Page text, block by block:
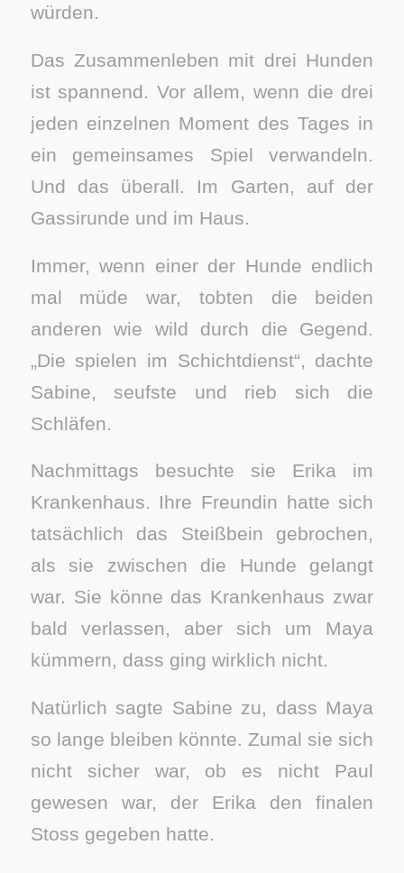
würden.
Das Zusammenleben mit drei Hunden
ist spannend. Vor allem, wenn die drei
jeden einzelnen Moment des Tages in
ein gemeinsames Spiel verwandeln.
Und das überall. Im Garten, auf der
Gassirunde und im Haus.
Immer, wenn einer der Hunde endlich
mal müde war, tobten die beiden
anderen wie wild durch die Gegend.
„Die spielen im Schichtdienst“, dachte
Sabine, seufste und rieb sich die
Schläfen.
Nachmittags besuchte sie Erika im
Krankenhaus. Ihre Freundin hatte sich
tatsächlich das Steißbein gebrochen,
als sie zwischen die Hunde gelangt
war. Sie könne das Krankenhaus zwar
bald verlassen, aber sich um Maya
kümmern, dass ging wirklich nicht.
Natürlich sagte Sabine zu, dass Maya
so lange bleiben könnte. Zumal sie sich
nicht sicher war, ob es nicht Paul
gewesen war, der Erika den finalen
Stoss gegeben hatte.